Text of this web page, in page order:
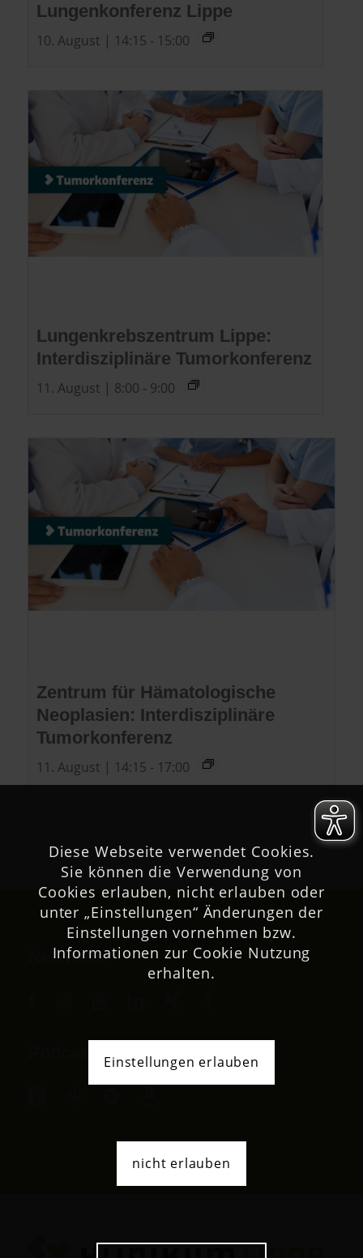
Lungenkonferenz Lippe
10. August | 14:15 - 15:00
Lungenkrebszentrum Lippe:
Interdisziplinäre Tumorkonferenz
11. August | 8:00 - 9:00
Zentrum für Hämatologische
Neoplasien: Interdisziplinäre
Tumorkonferenz
11. August | 14:15 - 17:00
Netzwerk
Diese Webseite verwendet Cookies.
Sie können die Verwendung von
Cookies erlauben, nicht erlauben oder
unter „Einstellungen“ Änderungen der
Einstellungen vornehmen bzw.
Informationen zur Cookie Nutzung
erhalten.
Einstellungen erlauben
nicht erlauben